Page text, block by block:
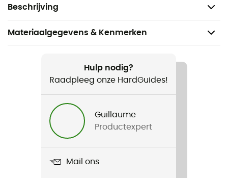
Beschrijving
25% Polyamide
Materiaalgegevens & Kenmerken
Wandelen / Trekking / Dagelijks Leven
Hulp nodig?
Raadpleeg onze HardGuides!
Guillaume
Productexpert
Mail ons